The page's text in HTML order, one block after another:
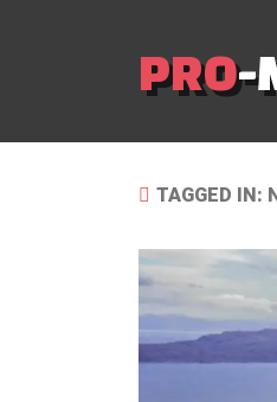
PRO-
TAGGED IN: